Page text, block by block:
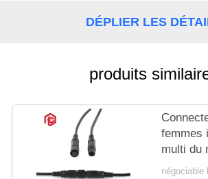
DÉPLIER LES
produits
femmes
multi du
IP68
négociable